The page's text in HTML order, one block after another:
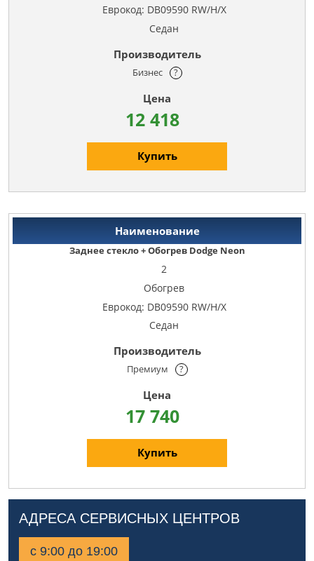
Еврокод: DB09590 RW/H/X
Седан
Бизнес ?
12 418
Купить
Заднее стекло + Обогрев Dodge Neon
2
Обогрев
Еврокод: DB09590 RW/H/X
Седан
Премиум ?
17 740
Купить
АДРЕСА СЕРВИСНЫХ ЦЕНТРОВ
с 9:00 до 19:00